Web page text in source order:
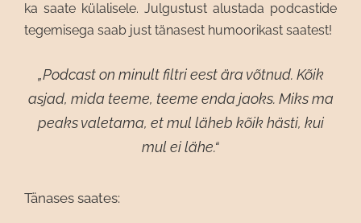
ka saate külalisele. Julgustust alustada podcastide
tegemisega saab just tänasest humoorikast saatest!
„Podcast on minult filtri eest ära võtnud. Kõik
asjad, mida teeme, teeme enda jaoks. Miks ma
peaks valetama, et mul läheb kõik hästi, kui
mul ei lähe.“
Tänases saates: